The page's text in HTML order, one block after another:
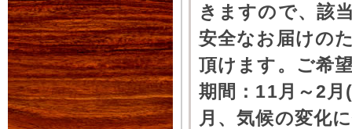
きますので、該
安全なお届けの
頂けます。ご希
期間：11月～2
月、気候の変化